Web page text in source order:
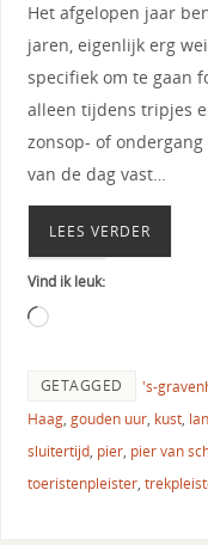
Het afgelopen jaar
jaren, eigenlijk erg
specifiek om te gaan
alleen tijdens tripjes
zonsop- of
van de dag vast…
LEES VERDER
Vind ik leuk:
GETAGGED 's-
Haag, gouden uur, kust,
sluitertijd, pier, pier van
toeristenpleister,